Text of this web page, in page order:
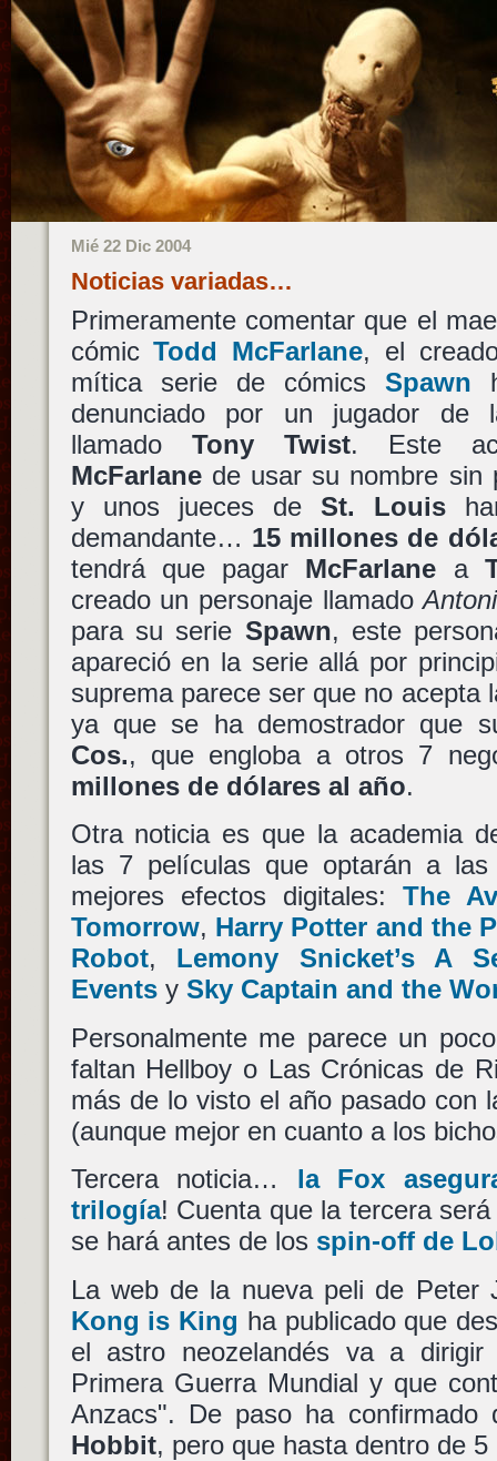
Mié 22 Dic 2004
Noticias variadas…
Primeramente comentar que el
cómicTodd McFarlane, el
mítica serie de cómics Spawn
denunciado por un jugador
llamado Tony Twist. Este
McFarlanede usar su nombre sin
y unos jueces de St. Louis
demandante… 15 millones de
tendrá que pagar McFarlane a
creado un personaje llamado
para su serie Spawn, este
apareció en la serie allá por
suprema parece ser que no acepta
ya que se ha demostrador que
Cos., que engloba a otros 7
millones de dólares al año.
Otra noticia es que la academia
las 7 películas que optarán a
mejores efectos digitales: The
Tomorrow, Harry Potter and the
Robot, Lemony Snicket’s A
Eventsy Sky Captain and the
Personalmente me parece un
faltan Hellboy o Las Crónicas de
más de lo visto el año pasado con
(aunque mejor en cuanto a los
Tercera noticia… la Fox
trilogía! Cuenta que la tercera
se hará antes de los spin-off de
La web de la nueva peli de Peter
Kong is King ha publicado que
el astro neozelandés va a
Primera Guerra Mundial y que
Anzacs". De paso ha confirmado
Hobbit, pero que hasta dentro de